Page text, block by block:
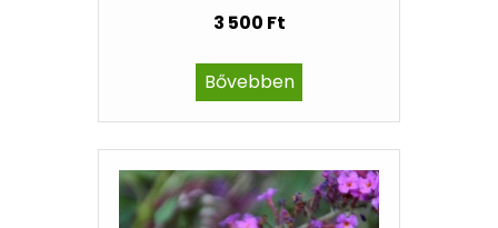
3 500 Ft
Bővebben